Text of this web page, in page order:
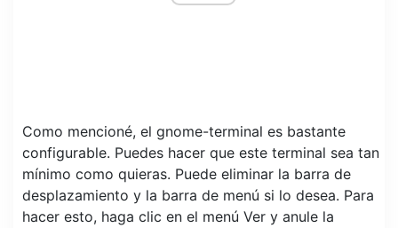
Como mencioné, el gnome-terminal es bastante
configurable. Puedes hacer que este terminal sea tan
mínimo como quieras. Puede eliminar la barra de
desplazamiento y la barra de menú si lo desea. Para
hacer esto, haga clic en el menú Ver y anule la